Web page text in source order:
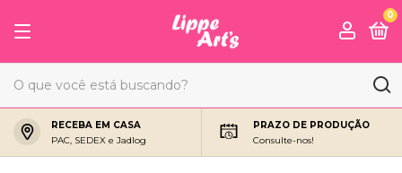
0
RECEBA EM CASA
PAC, SEDEX e Jadlog
PRAZO DE PRODUÇÃO
Consulte-nos!